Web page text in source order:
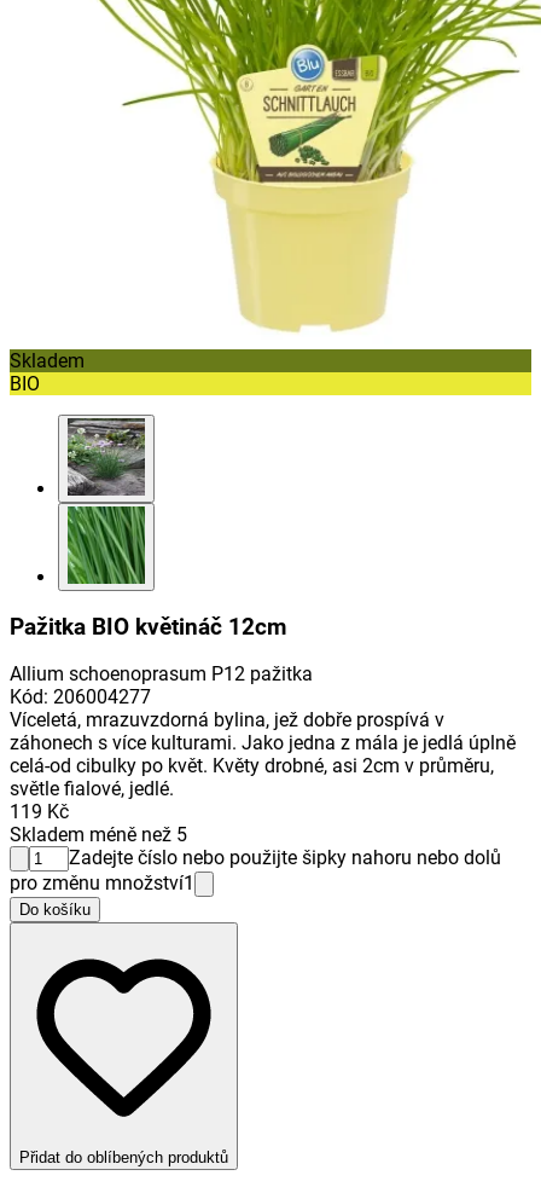
Skladem
BIO
Pažitka BIO květináč 12cm
Allium schoenoprasum P12 pažitka
Kód: 206004277
Víceletá, mrazuvzdorná bylina, jež dobře prospívá v
záhonech s více kulturami. Jako jedna z mála je jedlá úplně
celá-od cibulky po květ. Květy drobné, asi 2cm v průměru,
světle fialové, jedlé.
119 Kč
Skladem méně než 5
Zadejte číslo nebo použijte šipky nahoru nebo dolů
pro změnu množství1
Do košíku
Přidat do oblíbených produktů